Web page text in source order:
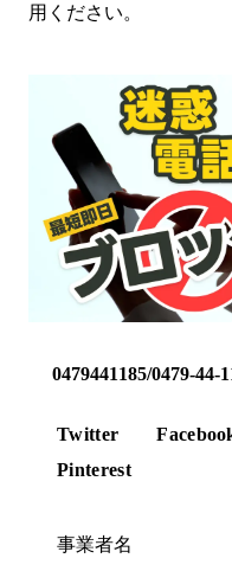
用ください。
0479441185/0479-44-
Twitter
Pinterest
事業者名